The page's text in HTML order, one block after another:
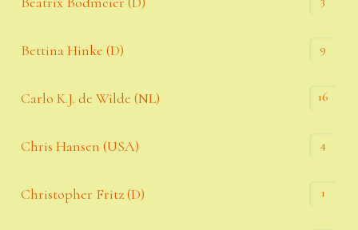
Bettina Hinke (D) 9
Carlo K.J. de Wilde (NL) 16
Chris Hansen (USA) 4
Christopher Fritz (D) 1